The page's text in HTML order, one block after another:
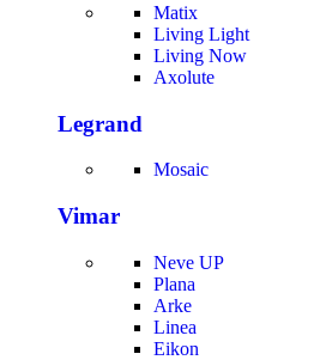
Matix
Living Light
Living Now
Axolute
Legrand
Mosaic
Vimar
Neve UP
Plana
Arke
Linea
Eikon